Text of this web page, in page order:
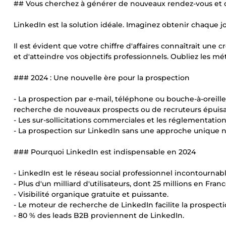
## Vous cherchez à générer de nouveaux rendez-vous
LinkedIn est la solution idéale. Imaginez obtenir chaque
Il est évident que votre chiffre d'affaires connaîtrait une
et d'atteindre vos objectifs professionnels. Oubliez les
### 2024 : Une nouvelle ère pour la prospection
- La prospection par e-mail, téléphone ou bouche-à-
recherche de nouveaux prospects ou de recruteurs
- Les sur-sollicitations commerciales et les
- La prospection sur LinkedIn sans une approche unique
### Pourquoi LinkedIn est indispensable en 2024
- LinkedIn est le réseau social professionnel
- Plus d'un milliard d'utilisateurs, dont 25 millions en
- Visibilité organique gratuite et puissante.
- Le moteur de recherche de LinkedIn facilite la
- 80 % des leads B2B proviennent de LinkedIn.